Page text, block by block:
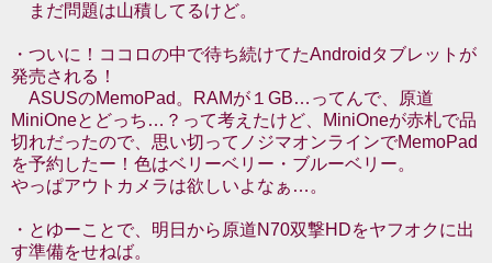
まだ問題は山積してるけど。
・ついに！ココロの中で待ち続けてたAndroidタブレットが
発売される！
ASUSのMemoPad。RAMが１GB…ってんで、原道
MiniOneとどっち…？って考えたけど、MiniOneが赤札で品
切れだったので、思い切ってノジマオンラインでMemoPad
を予約したー！色はベリーベリー・ブルーベリー。
やっぱアウトカメラは欲しいよなぁ…。
・とゆーことで、明日から原道N70双撃HDをヤフオクに出
す準備をせねば。